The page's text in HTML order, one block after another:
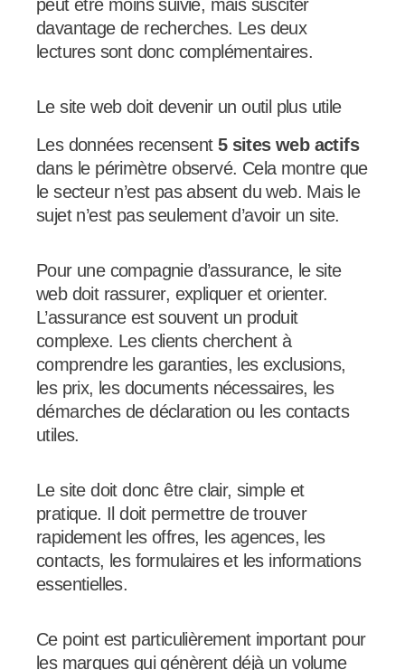
peut être moins suivie, mais susciter
davantage de recherches. Les deux
lectures sont donc complémentaires.
Le site web doit devenir un outil plus utile
Les données recensent 5 sites web actifs
dans le périmètre observé. Cela montre que
le secteur n’est pas absent du web. Mais le
sujet n’est pas seulement d’avoir un site.
Pour une compagnie d’assurance, le site
web doit rassurer, expliquer et orienter.
L’assurance est souvent un produit
complexe. Les clients cherchent à
comprendre les garanties, les exclusions,
les prix, les documents nécessaires, les
démarches de déclaration ou les contacts
utiles.
Le site doit donc être clair, simple et
pratique. Il doit permettre de trouver
rapidement les offres, les agences, les
contacts, les formulaires et les informations
essentielles.
Ce point est particulièrement important pour
les marques qui génèrent déjà un volume